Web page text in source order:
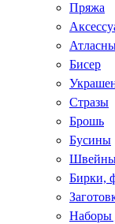
Пряжа
Бисер
Стразы
Брошь
Бусины
Бирки,
Наборы